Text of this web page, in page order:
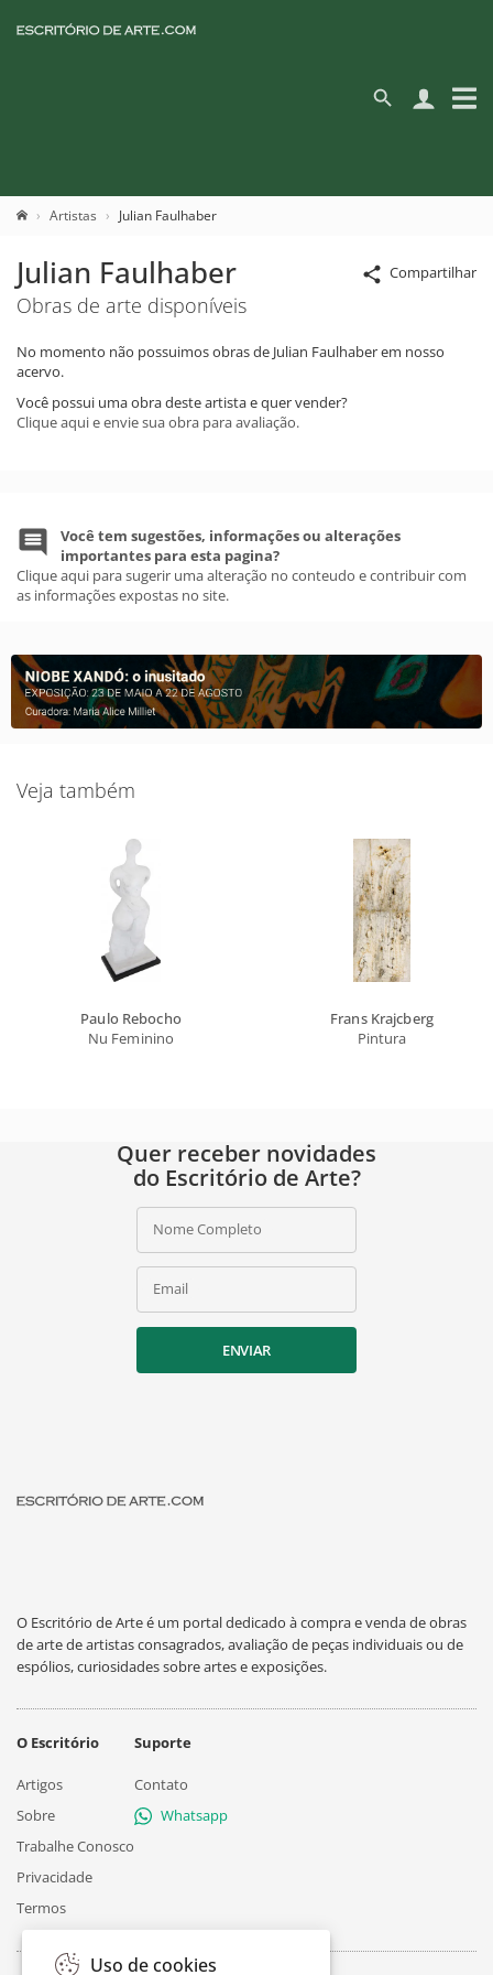
Artistas Julian Faulhaber
Compartilhar
Julian Faulhaber
Obras de arte disponíveis
No momento não possuimos obras de Julian Faulhaber em nosso
acervo.
Você possui uma obra deste artista e quer vender?
Clique aqui e envie sua obra para avaliação.
Você tem sugestões, informações ou alterações
importantes para esta pagina?
Clique aqui para sugerir uma alteração no conteudo e contribuir com
as informações expostas no site.
Veja também
Paulo Rebocho
Nu Feminino
Frans Krajcberg
Pintura
Quer receber novidades
do Escritório de Arte?
Nome Completo
Email
ENVIAR
O Escritório de Arte é um portal dedicado à compra e venda de obras
de arte de artistas consagrados, avaliação de peças individuais ou de
espólios, curiosidades sobre artes e exposições.
O Escritório
Artigos
Sobre
Trabalhe Conosco
Privacidade
Termos
Suporte
Contato
Whatsapp
Uso de cookies